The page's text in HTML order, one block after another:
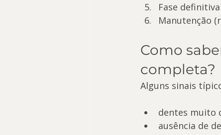
Fase
Manutenção
Como
completa?
Alguns sinais
dentes muito
ausência de